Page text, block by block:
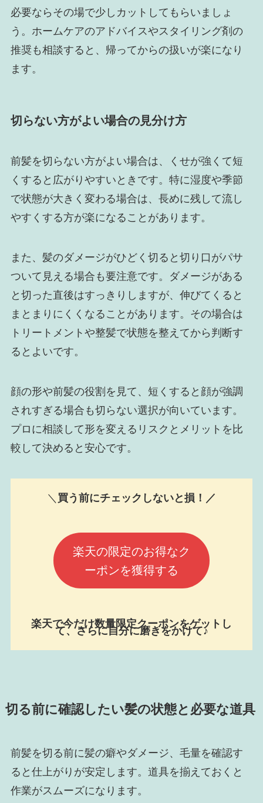
必要ならその場で少しカットしてもらいましょ
う。ホームケアのアドバイスやスタイリング剤の
推奨も相談すると、帰ってからの扱いが楽になり
ます。
切らない方がよい場合の見分け方
前髪を切らない方がよい場合は、くせが強くて短
くすると広がりやすいときです。特に湿度や季節
で状態が大きく変わる場合は、長めに残して流し
やすくする方が楽になることがあります。
また、髪のダメージがひどく切ると切り口がパサ
ついて見える場合も要注意です。ダメージがある
と切った直後はすっきりしますが、伸びてくると
まとまりにくくなることがあります。その場合は
トリートメントや整髪で状態を整えてから判断す
るとよいです。
顔の形や前髪の役割を見て、短くすると顔が強調
されすぎる場合も切らない選択が向いています。
プロに相談して形を変えるリスクとメリットを比
較して決めると安心です。
＼ 買う前にチェックしないと損！／
楽天の限定のお得なク
ーポンを獲得する
楽天で今だけ数量限定クーポンをゲットし
て、さらに自分に磨きをかけて♪
切る前に確認したい髪の状態と必要な道具
前髪を切る前に髪の癖やダメージ、毛量を確認す
ると仕上がりが安定します。道具を揃えておくと
作業がスムーズになります。